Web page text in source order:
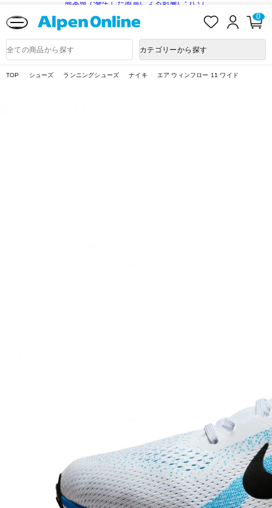
熊本県で発生した地震による影響について
入
ロ
ン
0
品
検
カテゴリーから探す
TOP シューズ ランニングシューズ ナイキ エア ウィンフロー 11 ワイド